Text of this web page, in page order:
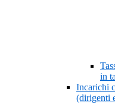
in
Incarichi
(dirigenti